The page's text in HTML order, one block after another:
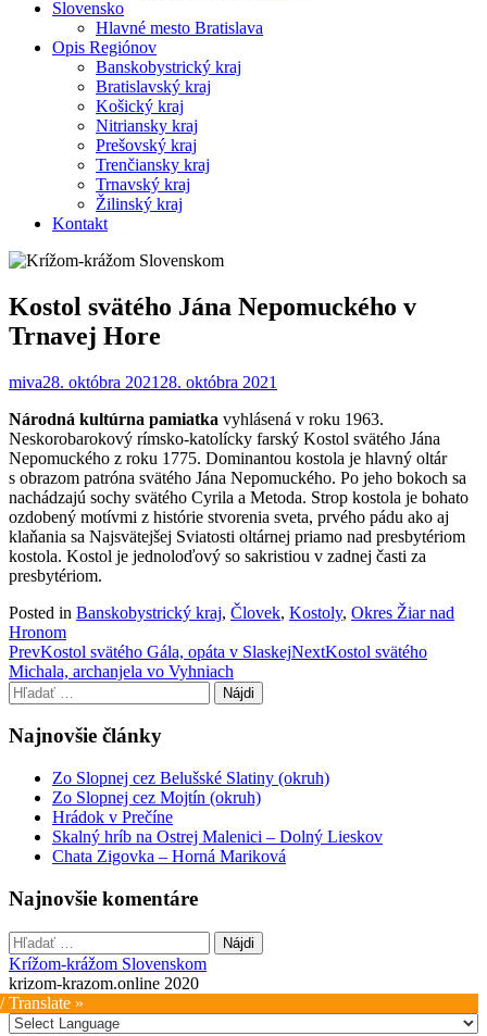
Slovensko
Hlavné mesto Bratislava
Opis Regiónov
Banskobystrický kraj
Bratislavský kraj
Košický kraj
Nitriansky kraj
Prešovský kraj
Trenčiansky kraj
Trnavský kraj
Žilinský kraj
Kontakt
Kostol svätého Jána Nepomuckého v
Trnavej Hore
miva28. októbra 2021 28. októbra 2021
Národná kultúrna pamiatka vyhlásená v roku 1963.
Neskorobarokový rímsko-katolícky farský Kostol svätého Jána
Nepomuckého z roku 1775. Dominantou kostola je hlavný oltár
s obrazom patróna svätého Jána Nepomuckého. Po jeho bokoch sa
nachádzajú sochy svätého Cyrila a Metoda. Strop kostola je bohato
ozdobený motívmi z histórie stvorenia sveta, prvého pádu ako aj
klaňania sa Najsvätejšej Sviatosti oltárnej priamo nad presbytériom
kostola. Kostol je jednoloďový so sakristiou v zadnej časti za
presbytériom.
Posted in Banskobystrický kraj, Človek, Kostoly, Okres Žiar nad
Hronom
Post
navigation
PrevKostol svätého Gála, opáta v SlaskejNextKostol svätého
Michala, archanjela vo Vyhniach
Hľadať:
Najnovšie články
Zo Slopnej cez Belušské Slatiny (okruh)
Zo Slopnej cez Mojtín (okruh)
Hrádok v Prečíne
Skalný hríb na Ostrej Malenici – Dolný Lieskov
Chata Zigovka – Horná Mariková
Najnovšie komentáre
Hľadať:
Krížom-krážom Slovenskom
krizom-krazom.online 2020
Translate »